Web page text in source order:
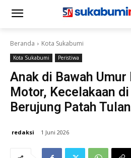
Beranda Kota Sukabumi
Kota Sukabumi Peristiwa
Anak di Bawah
Motor, Kecelakaan
Berujung Patah
redaksi 1 Juni 2026